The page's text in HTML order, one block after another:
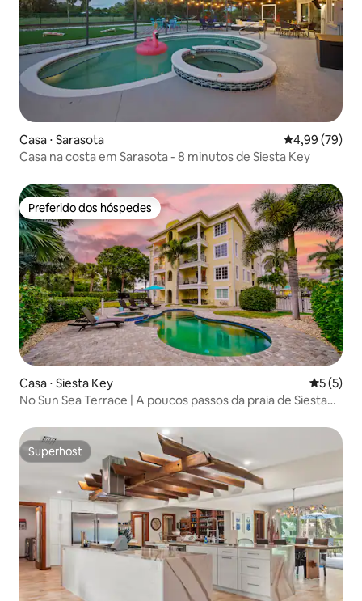
Casa ⋅ Sarasota 4,99 de uma
4,99 (79)
Casa na costa em Sarasota - 8 minutos de Siesta Key
Preferido dos hóspedes
Preferido dos hóspedes
Casa ⋅ Siesta Key 5 de
5 (5)
No Sun Sea Terrace | A poucos passos da praia de Siesta
Superhost
Superhost